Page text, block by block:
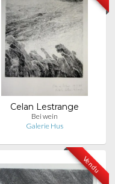
Celan Lestrange
Bei wein
Galerie Hus
Vendu